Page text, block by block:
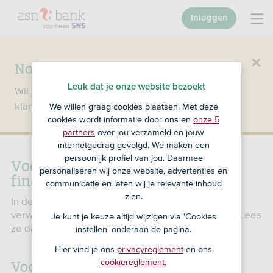
Nog geen klant bij SNS?
Wil je een product openen en ben je nog geen
klant bij SNS?Ga dan naar ASN Bank .
Inloggen
Voorwaarden zakelijke
financiering
In de voorwaarden staat wat je van ons kunt
verwachten. Maar ook wat wij van jou verwachten. Lees
ze daarom goed door.
Voorwaarden zakelijke
Leuk dat je onze website bezoekt
We willen graag cookies plaatsen. Met deze
cookies wordt informatie door ons en onze 5
partners over jou verzameld en jouw
internetgedrag gevolgd. We maken een
persoonlijk profiel van jou. Daarmee
personaliseren wij onze website, advertenties en
communicatie en laten wij je relevante inhoud
zien.
Je kunt je keuze altijd wijzigen via 'Cookies
instellen' onderaan de pagina.
Hier vind je ons privacyreglement en ons
cookiereglement.